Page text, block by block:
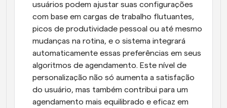
usuários podem ajustar suas configurações
com base em cargas de trabalho flutuantes,
picos de produtividade pessoal ou até mesmo
mudanças na rotina, e o sistema integrará
automaticamente essas preferências em seus
algoritmos de agendamento. Este nível de
personalização não só aumenta a satisfação
do usuário, mas também contribui para um
agendamento mais equilibrado e eficaz em